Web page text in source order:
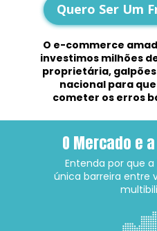
O e-commerce
investimos milhões
proprietária,
nacional para
cometer os erros
Quero Ser Um
O Mercado e
Entenda por que
única barreira entre